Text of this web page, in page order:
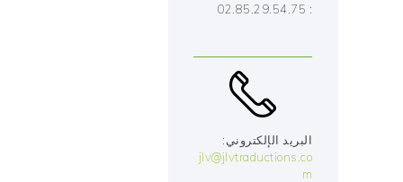
: 02.85.29.54.75
البريد الإلكتروني:
jlv@jlvtraductions.co
m